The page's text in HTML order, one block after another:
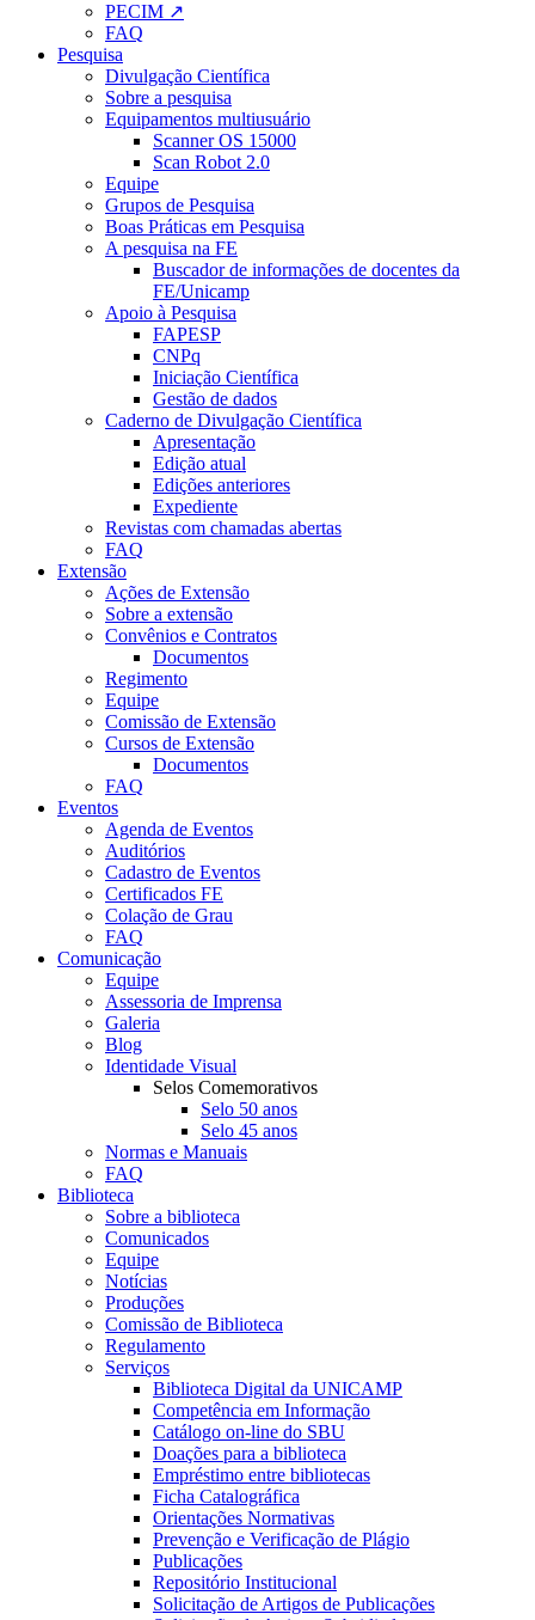
PECIM ↗
FAQ
Pesquisa
Divulgação Científica
Sobre a pesquisa
Equipamentos multiusuário
Scanner OS 15000
Scan Robot 2.0
Equipe
Grupos de Pesquisa
Boas Práticas em Pesquisa
A pesquisa na FE
Buscador de informações de docentes da
FE/Unicamp
Apoio à Pesquisa
FAPESP
CNPq
Iniciação Científica
Gestão de dados
Caderno de Divulgação Científica
Apresentação
Edição atual
Edições anteriores
Expediente
Revistas com chamadas abertas
FAQ
Extensão
Ações de Extensão
Sobre a extensão
Convênios e Contratos
Documentos
Regimento
Equipe
Comissão de Extensão
Cursos de Extensão
Documentos
FAQ
Eventos
Agenda de Eventos
Auditórios
Cadastro de Eventos
Certificados FE
Colação de Grau
FAQ
Comunicação
Equipe
Assessoria de Imprensa
Galeria
Blog
Identidade Visual
Selos Comemorativos
Selo 50 anos
Selo 45 anos
Normas e Manuais
FAQ
Biblioteca
Sobre a biblioteca
Comunicados
Equipe
Notícias
Produções
Comissão de Biblioteca
Regulamento
Serviços
Biblioteca Digital da UNICAMP
Competência em Informação
Catálogo on-line do SBU
Doações para a biblioteca
Empréstimo entre bibliotecas
Ficha Catalográfica
Orientações Normativas
Prevenção e Verificação de Plágio
Publicações
Repositório Institucional
Solicitação de Artigos de Publicações